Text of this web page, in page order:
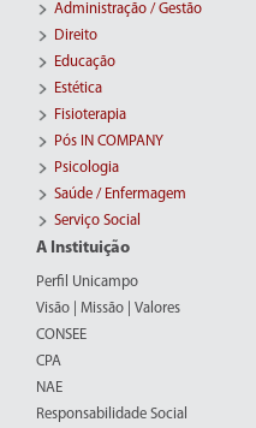
Administração / Gestão
Direito
Educação
Estética
Fisioterapia
Pós IN COMPANY
Psicologia
Saúde / Enfermagem
Serviço Social
A Instituição
Perfil Unicampo
Visão | Missão | Valores
CONSEE
CPA
NAE
Responsabilidade Social